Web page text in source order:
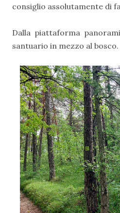
consiglio assolutamente di
Dalla piattaforma
santuario in mezzo al bosco.